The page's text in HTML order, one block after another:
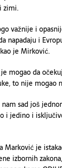
zimi.
važnije i
napadaju i
je Mirković.
mogao da
to nije mogao
sad još
i jedino i
Marković je
izbornih